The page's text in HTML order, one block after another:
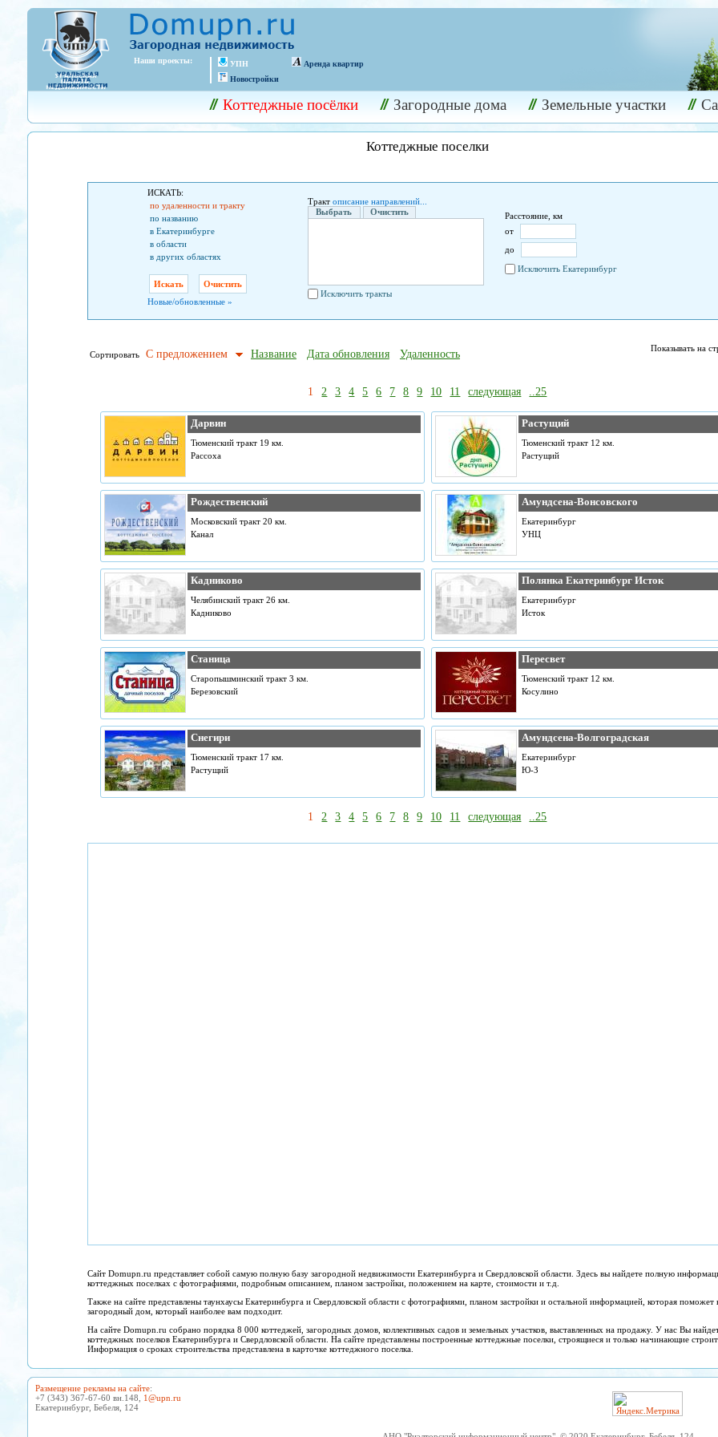
Наши проекты:
УПН
Новостройки
Аренда квартир
Коттеджные посёлки Загородные дома Земельные участки
Коттеджные поселки
ИСКАТЬ:
по удаленности и тракту
по названию
в Екатеринбурге
в области
в других областях
Новые/обновленные »
Тракт описание направлений...
Выбрать
Очистить
Исключить тракты
Расстояние, км
от
до
Исключить Екатеринбург
Сортировать С предложением Название Дата обновления Удаленность Показывать на
1 2 3 4 5 6 7 8 9 10 11 следующая ..25
Дарвин
Тюменский тракт 19 км.
Рассоха
Растущий
Тюменский тракт 12 км.
Растущий
Рождественский
Московский тракт 20 км.
Канал
Амундсена-Вонсовского
Екатеринбург
УНЦ
Кадниково
Челябинский тракт 26 км.
Кадниково
Полянка Екатеринбург Исток
Екатеринбург
Исток
Станица
Старопышминский тракт 3 км.
Березовский
Пересвет
Тюменский тракт 12 км.
Косулино
Снегири
Тюменский тракт 17 км.
Растущий
Амундсена-Волгоградская
Екатеринбург
Ю-З
1 2 3 4 5 6 7 8 9 10 11 следующая ..25
Сайт Domupn.ru представляет собой самую полную базу загородной недвижимости Екатеринбурга и Свердловской области. Здесь вы найдете полную
коттеджных поселках с фотографиями, подробным описанием, планом застройки, положением на карте, стоимости и т.д.
Также на сайте представлены таунхаусы Екатеринбурга и Свердловской области с фотографиями, планом застройки и остальной информацией, которая поможет
загородный дом, который наиболее вам подходит.
На сайте Domupn.ru собрано порядка 8 000 коттеджей, загородных домов, коллективных садов и земельных участков, выставленных на продажу. У нас Вы
коттеджных поселков Екатеринбурга и Свердловской области. На сайте представлены построенные коттеджные поселки, строящиеся и только начинающие
Информация о сроках строительства представлена в карточке коттеджного поселка.
Размещение рекламы на сайте:
+7 (343) 367-67-60 вн.148,
1@upn.ru
Екатеринбург, Бебеля, 124